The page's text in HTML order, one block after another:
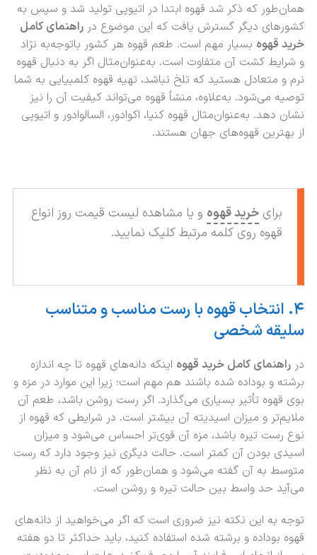
همان‌طور که ذکر شد قهوه ابتدا در اتیوپی تولید شد و سپس به
کشورهای دیگر گسترش یافت که این موضوع در راهنمای کامل
خرید قهوه بسیار مهم است. طعم قهوه هر کشور باتوجه‌به نژاد
و شرایط کشت آن متفاوت است. به‌عنوان‌مثال اگر به دنبال قهوه
نرم و متعادل هستید که تلخ نباشد، تهیه قهوه کلمبیایی به شما
توصیه می‌شود. به‌علاوه، منشأ قهوه می‌تواند کیفیت آن را نیز
نشان دهد. به‌عنوان‌مثال قهوه کنیا، اکوادور، السالوادور و اتیوپی
از بهترین قهوه‌های جهان هستند.
برای خرید قهوه و یا مشاهده لیست قیمت روز انواع
قهوه روی کلمه مرتبط کلیک نمایید.
۴. انتخاب قهوه با رست مناسب و متناسب
سلیقه شخصی
در راهنمای کامل خرید قهوه اینکه دانه‌های قهوه تا چه اندازه
برشته و بوداده شده باشند هم مهم است؛ زیرا این موارد در مزه و
بوی قهوه تأثیر بسیاری می‌گذارد. اگر رست روشن باشد، طعم آن
ملایم‌تر و میزان اسیدیته آن بیشتر است. در شرایطی که قهوه از
نوع رست تیره باشد، مزه آن قوی‌تر احساس می‌شود و میزان
اسیدی بودن آن کمتر است. حالت دیگری نیز وجود دارد که رست
متوسط به آن گفته می‌شود و همان‌طور که از نام آن به نظر
می‌آید حد واسط بین حالت تیره و روشن است.
توجه به این نکته نیز ضروری است که اگر می‌خواهید از دانه‌های
قهوه بوداده و برشته شده استفاده کنید، باید حداکثر تا دو هفته